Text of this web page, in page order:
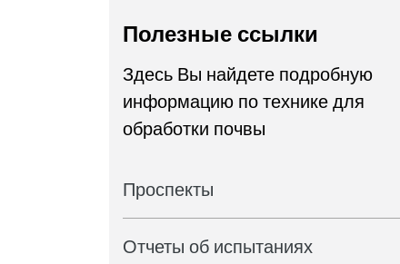
Полезные ссылки
Здесь Вы найдете подробную
информацию по технике для
обработки почвы
Проспекты
Отчеты об испытаниях